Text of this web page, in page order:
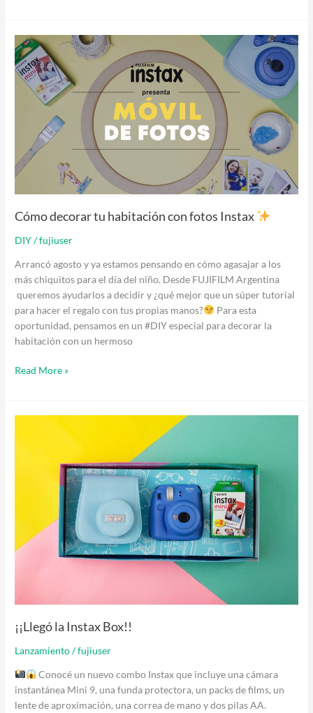
Cómo decorar tu habitación con fotos Instax
DIY/fujiuser
Arrancó agosto y ya estamos pensando en cómo agasajar a los
más chiquitos para el día del niño. Desde FUJIFILM Argentina
queremos ayudarlos a decidir y ¿qué mejor que un súper tutorial
para hacer el regalo con tus propias manos?
Para esta
oportunidad, pensamos en un #DIY especial para decorar la
habitación con un hermoso
Cómo
decorar
tu
habitación
Instax
Read More »
¡¡Llegó la Instax Box!!
Lanzamiento/fujiuser
Conocé un nuevo combo Instax que incluye una cámara
instantánea Mini 9, una funda protectora, un packs de films, un
lente de aproximación, una correa de mano y dos pilas AA.